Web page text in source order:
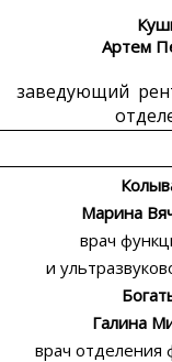
Артем
заведующий
Марина
врач
и
Галина
врач отделения